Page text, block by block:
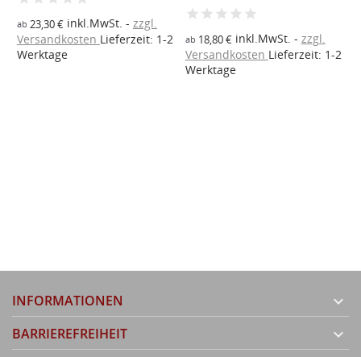
ab 23,30 €inkl.MwSt.
zzgl.
Versandkosten Lieferzeit: 1-2
Werktage
ab 18,80 €inkl.MwSt.
zzgl.
Versandkosten Lieferzeit: 1-2
Werktage
INFORMATIONEN 
BARRIEREFREIHEIT 